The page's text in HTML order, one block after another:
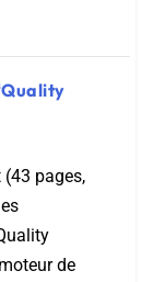
pages,
de